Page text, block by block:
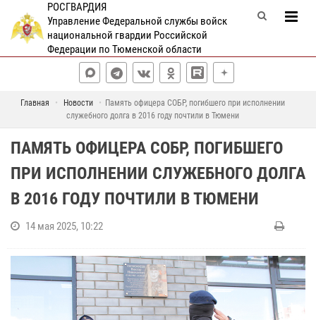
РОСГВАРДИЯ
Управление Федеральной службы войск
национальной гвардии Российской
Федерации по Тюменской области
Главная Новости
Память офицера СОБР, погибшего при исполнении
служебного долга в 2016 году почтили в Тюмени
ПАМЯТЬ ОФИЦЕРА СОБР, ПОГИБШЕГО
ПРИ ИСПОЛНЕНИИ СЛУЖЕБНОГО ДОЛГА
В 2016 ГОДУ ПОЧТИЛИ В ТЮМЕНИ
14 мая 2025, 10:22